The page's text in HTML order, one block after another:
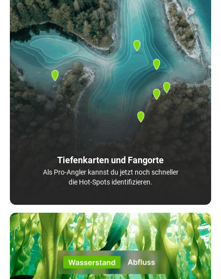
Tiefenkarten und Fangorte
Als Pro-Angler kannst du jetzt noch schneller
die Hot-Spots identifizieren.